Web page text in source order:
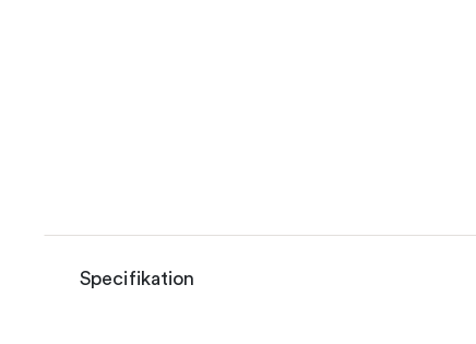
Specifikation